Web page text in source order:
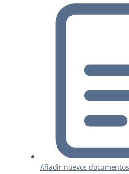
Añadir nuevos documentos